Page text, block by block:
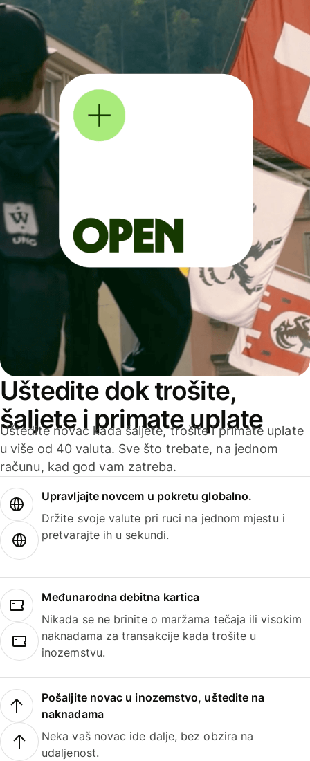
Uštedite dok trošite,
šaljete i primate uplate
Uštedite novac kada šaljete, trošite i primate uplate
u više od 40 valuta. Sve što trebate, na jednom
računu, kad god vam zatreba.
Upravljajte novcem u pokretu globalno.
Držite svoje valute pri ruci na jednom mjestu i
pretvarajte ih u sekundi.
Međunarodna debitna kartica
Nikada se ne brinite o maržama tečaja ili visokim
naknadama za transakcije kada trošite u
inozemstvu.
Pošaljite novac u inozemstvo, uštedite na
naknadama
Neka vaš novac ide dalje, bez obzira na
udaljenost.